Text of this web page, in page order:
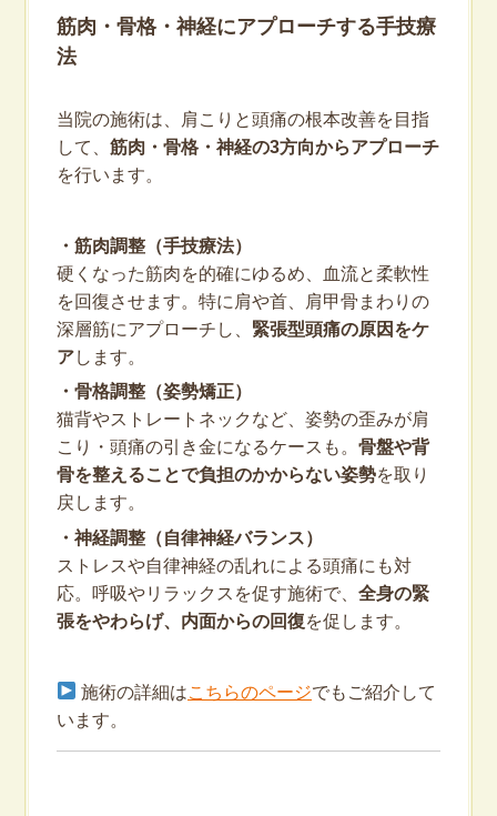
筋肉・骨格・神経にアプローチする手技療
法
当院の施術は、肩こりと頭痛の根本改善を目指
して、 筋肉・骨格・神経の3方向からアプローチ
を行います。
・筋肉調整（手技療法）
硬くなった筋肉を的確にゆるめ、血流と柔軟性
を回復させます。特に肩や首、肩甲骨まわりの
深層筋にアプローチし、 緊張型頭痛の原因をケ
アします。
・骨格調整（姿勢矯正）
猫背やストレートネックなど、姿勢の歪みが肩
こり・頭痛の引き金になるケースも。 骨盤や背
骨を整えることで負担のかからない姿勢を取り
戻します。
・神経調整（自律神経バランス）
ストレスや自律神経の乱れによる頭痛にも対
応。呼吸やリラックスを促す施術で、 全身の緊
張をやわらげ、内面からの回復を促します。
施術の詳細は こちらのページでもご紹介して
います。